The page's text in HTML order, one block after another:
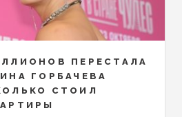
ПЕРЕСТАЛА
ГОРБАЧЕВА
СТОИЛ